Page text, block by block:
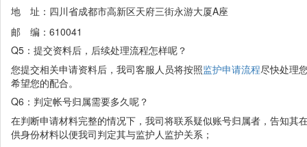
地 址：四川省成都市高新区天府三街永游大厦A座
邮 编：610041
Q5：提交资料后，后续处理流程怎样呢？
您提交相关申请资料后，我司客服人员将按照监护申请流程尽快处理
希望您的配合。
Q6：判定帐号归属需要多久呢？
在判断申请材料完整的情况下，我司将联系疑似账号归属者，告知
供身份材料以便我司判定其与监护人监护关系；